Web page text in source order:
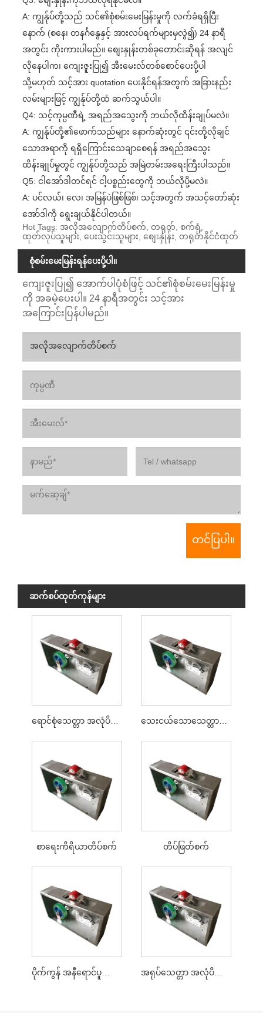
A: ကျွန်ုပ်တို့သည် သင်၏စုံစမ်းမေးမြန်းမှုကို လက်ခံရရှိပြီး
နောက် (စနေ၊ တနင်္ဂနွေနှင့် အားလပ်ရက်များမှလွဲ၍) 24 နာရီ
အတွင်း ကိုးကားပါမည်။ စျေးနှုန်းတစ်ခုတောင်းဆိုရန် အလျင်
လိုနေပါက၊ ကျေးဇူးပြု၍ အီးမေးလ်တစ်စောင်ပေးပို့ပါ
သို့မဟုတ် သင့်အား quotation ပေးနိုင်ရန်အတွက် အခြားနည်း
လမ်းများဖြင့် ကျွန်ုပ်တို့ထံ ဆက်သွယ်ပါ။
Q4: သင့်ကုမ္ပဏီရဲ့ အရည်အသွေးကို ဘယ်လိုထိန်းချုပ်မလဲ။
A: ကျွန်ုပ်တို့၏ဖောက်သည်များ နောက်ဆုံးတွင် ၎င်းတို့လိုချင်
သောအရာကို ရရှိကြောင်းသေချာစေရန် အရည်အသွေး
ထိန်းချုပ်မှုတွင် ကျွန်ုပ်တို့သည် အမြဲတမ်းအရေးကြီးပါသည်။
Q5: ငါအော်ဒါတင်ရင် ငါ့ပစ္စည်းတွေကို ဘယ်လိုပို့မလဲ။
A: ပင်လယ်၊ လေ၊ အမြန်ပဲဖြစ်ဖြစ်၊ သင့်အတွက် အသင့်တော်ဆုံး
အော်ဒါကို ရွေးချယ်နိုင်ပါတယ်။
Hot Tags: အလိုအလျောက်တိပ်စက်, တရုတ်, စက်ရုံ,
ထုတ်လုပ်သူများ, ပေးသွင်းသူများ, စျေးနှုန်း, တရုတ်နိုင်ငံထုတ်
စုံစမ်းမေးမြန်းရန်ပေးပို့ပါ။
ကျေးဇူးပြု၍ အောက်ပါပုံစံဖြင့် သင်၏စုံစမ်းမေးမြန်းမှု
ကို အခမဲ့ပေးပါ။ 24 နာရီအတွင်း သင့်အား
အကြောင်းပြန်ပါမည်။
ဆက်စပ်ထုတ်ကုန်များ
ရောင်စုံသေတ္တာ အလုံပိတ်တိပ်စက်
စာရေးကိရိယာတိပ်စက် တိပ်ဖြတ်စက်
ပိုက်ကွန် အနီရောင်ပူဖောင်းအရောင်သေတ္တာတိပ်စက်